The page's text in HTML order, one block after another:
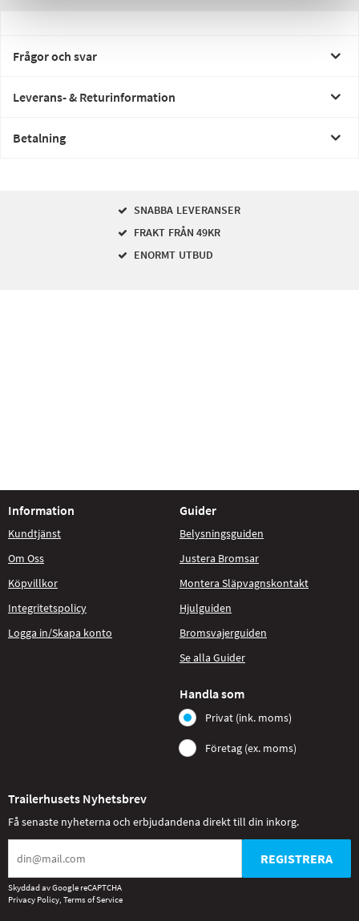
Frågor och svar
Leverans- & Returinformation
Betalning
SNABBA LEVERANSER
FRAKT FRÅN 49KR
ENORMT UTBUD
Information
Kundtjänst
Om Oss
Köpvillkor
Integritetspolicy
Logga in/Skapa konto
Guider
Belysningsguiden
Justera Bromsar
Montera Släpvagnskontakt
Hjulguiden
Bromsvajerguiden
Se alla Guider
Handla som
Privat (ink. moms)
Företag (ex. moms)
Trailerhusets Nyhetsbrev
Få senaste nyheterna och erbjudandena direkt till din inkorg.
REGISTRERA
Skyddad av Google reCAPTCHA
Privacy Policy, Terms of Service